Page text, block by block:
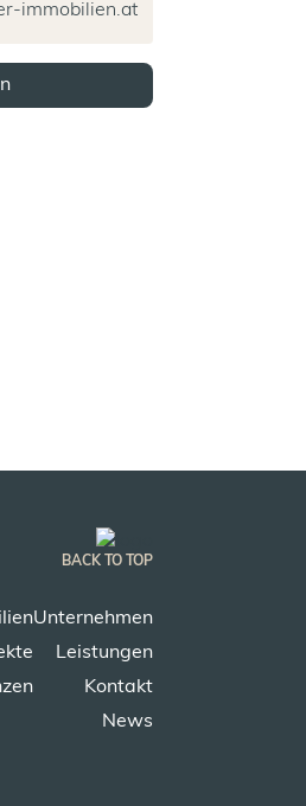
immobilien.at
BACK TO TOP
Unternehmen
Leistungen
Kontakt
News